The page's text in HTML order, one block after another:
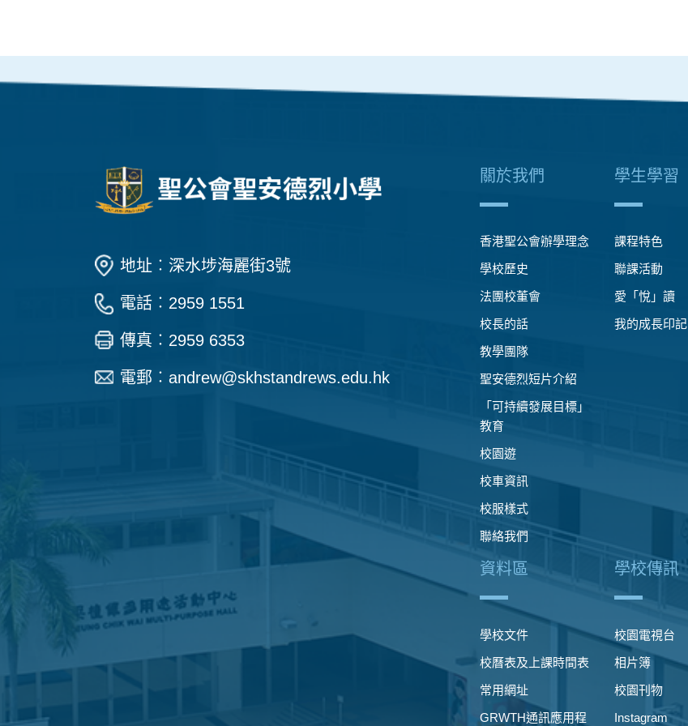
地址︰深水埗海麗街3號
電話︰2959 1551
傳真︰2959 6353
電郵︰ andrew@skhstandrews.edu.hk
關於我們
香港聖公會辦學理念
學校歷史
法團校董會
校長的話
教學團隊
聖安德烈短片介紹
「可持續發展目標」
教育
校園遊
校車資訊
校服樣式
聯絡我們
學生學習
課程特色
聯課活動
愛「悅」讀
我的成長印記
資料區
學校文件
校曆表及上課時間表
常用網址
GRWTH通訊應用程
學校傳訊
校園電視台
相片簿
校園刊物
Instagram